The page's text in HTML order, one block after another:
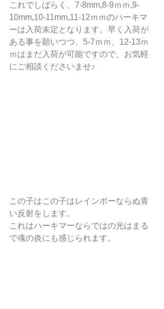
これでしばらく、7-8mm,8-9ｍｍ,9-
10mm,10-11mm,11-12ｍｍのハーキマ
ーは入荷未定となります。早く入荷が
ある事を願いつつ、5-7ｍｍ、12-13ｍ
ｍはまだ入荷が可能ですので、お気軽
にご相談くださいませ♪
この子はこの子はレインボーならぬ青
い反射をします。
これはハーキマーならではの光はまる
で魂の炎にも感じられます。